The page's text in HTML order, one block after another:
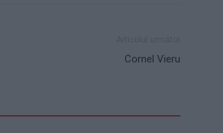
Cornel Vieru